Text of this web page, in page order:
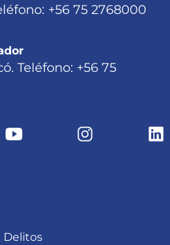
+56 75 2768000
Teléfono: +56 75
Delitos